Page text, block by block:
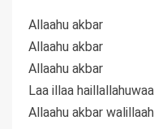
Allaahu akbar
Allaahu akbar
Allaahu akbar
Laa illaa
Allaahu akbar